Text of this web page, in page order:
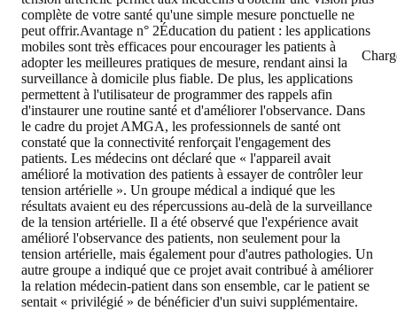
complète de votre santé qu'une simple mesure ponctuelle ne
peut offrir.Avantage n° 2Éducation du patient : les applications
mobiles sont très efficaces pour encourager les patients à
adopter les meilleures pratiques de mesure, rendant ainsi la
surveillance à domicile plus fiable. De plus, les applications
permettent à l'utilisateur de programmer des rappels afin
d'instaurer une routine santé et d'améliorer l'observance. Dans
le cadre du projet AMGA, les professionnels de santé ont
constaté que la connectivité renforçait l'engagement des
patients. Les médecins ont déclaré que « l'appareil avait
amélioré la motivation des patients à essayer de contrôler leur
tension artérielle ». Un groupe médical a indiqué que les
résultats avaient eu des répercussions au-delà de la surveillance
de la tension artérielle. Il a été observé que l'expérience avait
amélioré l'observance des patients, non seulement pour la
tension artérielle, mais également pour d'autres pathologies. Un
autre groupe a indiqué que ce projet avait contribué à améliorer
la relation médecin-patient dans son ensemble, car le patient se
sentait « privilégié » de bénéficier d'un suivi supplémentaire.